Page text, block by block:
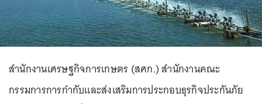
สำนักงานเศรษฐกิจการเกษตร (สศก.) สำนักงานคณะ
กรรมการการกำกับและส่งเสริมการประกอบธุรกิจประกันภัย